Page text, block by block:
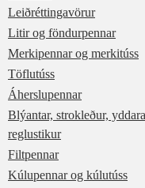
Leiðréttingavörur
Litir og föndurpennar
Merkipennar og merkitúss
Töflutúss
Áherslupennar
Blýantar, strokleður,
reglustikur
Filtpennar
Kúlupennar og kúlutúss